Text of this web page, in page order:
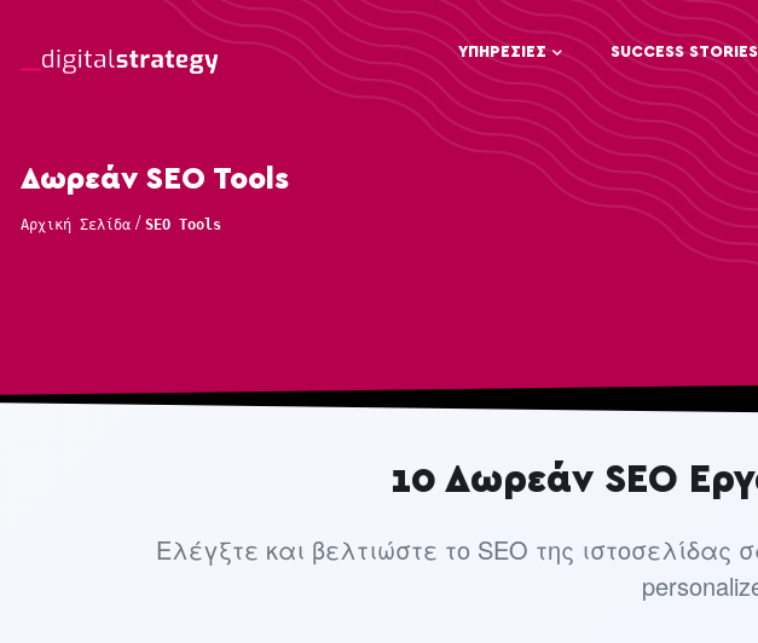
ΥΠΗΡΕΣΙΕΣ SUCCESS STORIES
Δωρεάν SEO Tools
Αρχική Σελίδα / SEO Tools
10 Δωρεάν SEO
Ελέγξτε και βελτιώστε το SEO της ιστοσελίδας